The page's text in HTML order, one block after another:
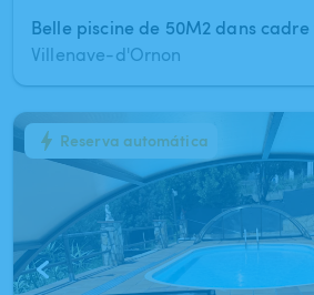
Villenave-d'Ornon
1/6 Reserva automática